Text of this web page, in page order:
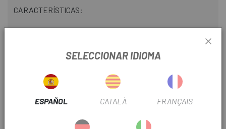
CARACTERÍSTICAS:
- Longitud: 140 mm.
- Ancho: 90 mm.
- Mecanismo de bloqueo: X2P - Doble perno - 2 trinquetes
SELECCIONAR IDIOMA
ESPAÑOL CATALÀ FRANÇAIS